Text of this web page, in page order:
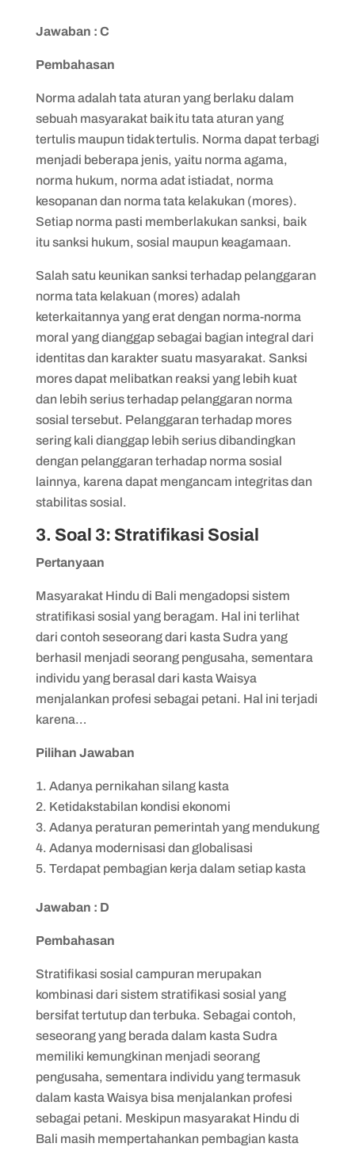
Jawaban : C
Pembahasan
Norma adalah tata aturan yang berlaku dalam
sebuah masyarakat baik itu tata aturan yang
tertulis maupun tidak tertulis. Norma dapat terbagi
menjadi beberapa jenis, yaitu norma agama,
norma hukum, norma adat istiadat, norma
kesopanan dan norma tata kelakukan (mores).
Setiap norma pasti memberlakukan sanksi, baik
itu sanksi hukum, sosial maupun keagamaan.
Salah satu keunikan sanksi terhadap pelanggaran
norma tata kelakuan (mores) adalah
keterkaitannya yang erat dengan norma-norma
moral yang dianggap sebagai bagian integral dari
identitas dan karakter suatu masyarakat. Sanksi
mores dapat melibatkan reaksi yang lebih kuat
dan lebih serius terhadap pelanggaran norma
sosial tersebut. Pelanggaran terhadap mores
sering kali dianggap lebih serius dibandingkan
dengan pelanggaran terhadap norma sosial
lainnya, karena dapat mengancam integritas dan
stabilitas sosial.
3. Soal 3: Stratifikasi Sosial
Pertanyaan
Masyarakat Hindu di Bali mengadopsi sistem
stratifikasi sosial yang beragam. Hal ini terlihat
dari contoh seseorang dari kasta Sudra yang
berhasil menjadi seorang pengusaha, sementara
individu yang berasal dari kasta Waisya
menjalankan profesi sebagai petani. Hal ini terjadi
karena…
Pilihan Jawaban
Adanya pernikahan silang kasta
Ketidakstabilan kondisi ekonomi
Adanya peraturan pemerintah yang mendukung
Adanya modernisasi dan globalisasi
Terdapat pembagian kerja dalam setiap kasta
Jawaban : D
Pembahasan
Stratifikasi sosial campuran merupakan
kombinasi dari sistem stratifikasi sosial yang
bersifat tertutup dan terbuka. Sebagai contoh,
seseorang yang berada dalam kasta Sudra
memiliki kemungkinan menjadi seorang
pengusaha, sementara individu yang termasuk
dalam kasta Waisya bisa menjalankan profesi
sebagai petani. Meskipun masyarakat Hindu di
Bali masih mempertahankan pembagian kasta